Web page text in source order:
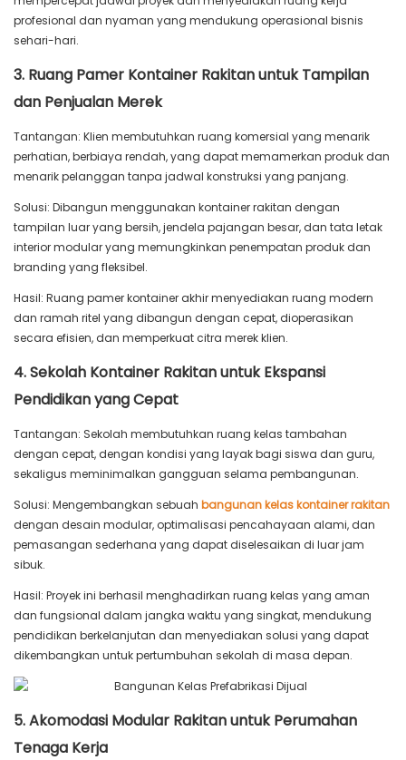
profesional dan nyaman yang mendukung operasional bisnis
sehari-hari.
3. Ruang Pamer Kontainer Rakitan untuk Tampilan
dan Penjualan Merek
Tantangan: Klien membutuhkan ruang komersial yang menarik
perhatian, berbiaya rendah, yang dapat memamerkan produk dan
menarik pelanggan tanpa jadwal konstruksi yang panjang.
Solusi: Dibangun menggunakan kontainer rakitan dengan
tampilan luar yang bersih, jendela pajangan besar, dan tata letak
interior modular yang memungkinkan penempatan produk dan
branding yang fleksibel.
Hasil: Ruang pamer kontainer akhir menyediakan ruang modern
dan ramah ritel yang dibangun dengan cepat, dioperasikan
secara efisien, dan memperkuat citra merek klien.
4. Sekolah Kontainer Rakitan untuk Ekspansi
Pendidikan yang Cepat
Tantangan: Sekolah membutuhkan ruang kelas tambahan
dengan cepat, dengan kondisi yang layak bagi siswa dan guru,
sekaligus meminimalkan gangguan selama pembangunan.
Solusi: Mengembangkan sebuah bangunan kelas kontainer rakitan
dengan desain modular, optimalisasi pencahayaan alami, dan
pemasangan sederhana yang dapat diselesaikan di luar jam
sibuk.
Hasil: Proyek ini berhasil menghadirkan ruang kelas yang aman
dan fungsional dalam jangka waktu yang singkat, mendukung
pendidikan berkelanjutan dan menyediakan solusi yang dapat
dikembangkan untuk pertumbuhan sekolah di masa depan.
5. Akomodasi Modular Rakitan untuk Perumahan
Tenaga Kerja